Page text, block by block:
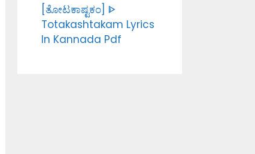
[ತೋಟಕಾಷ್ಟಕಂ] ᐈ
Totakashtakam Lyrics
In Kannada Pdf